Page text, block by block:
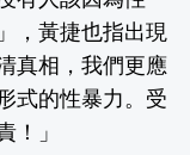
，黃捷也指出現
真相，我們更應
式的性暴力。受
！」